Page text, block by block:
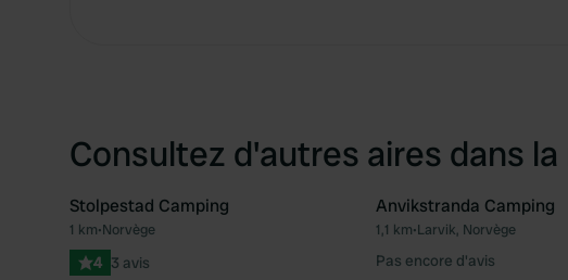
Consultez d'autres aires dans la
Préféré
Stolpestad Camping
1 km•Norvège
4 3 avis
Anvikstranda Camping
1,1 km•Larvik, Norvège
Pas encore d'avis